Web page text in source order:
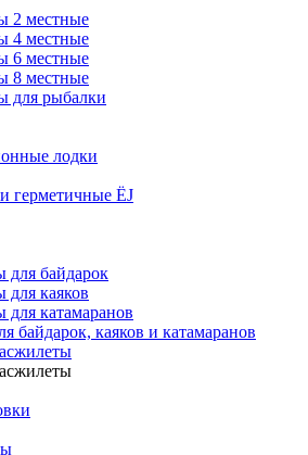
2 местные
4 местные
6 местные
8 местные
для рыбалки
лодки
герметичные ЁJ
для байдарок
для каяков
для катамаранов
байдарок, каяков и катамаранов